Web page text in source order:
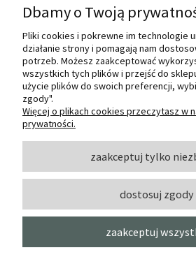
Internetowy sklep dla
SZTUKMANIA. Profesjonalne
małych i dużych artystów.
O NAS
INFORMACJE I
MOJE KONTO
Dbamy o Twoją
Pliki cookies i pokrewne im technologie
działanie strony i pomagają nam
potrzeb. Możesz zaakceptować
wszystkich tych plików i przejść do
użycie plików do swoich preferencji,
zgody".
Więcej o plikach cookies przeczytasz w
prywatności.
zaakceptuj tylko
dostosuj zgody
zaakceptuj